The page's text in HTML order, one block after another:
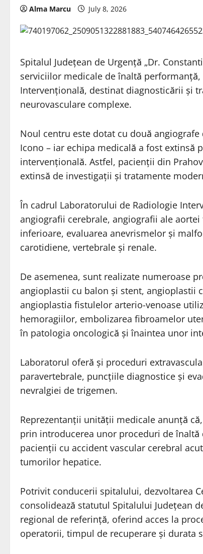
Alma Marcu July 8, 2026
Spitalul Județean de Urgență „Dr.
serviciilor medicale de înaltă
Intervențională, destinat diagnosticării și
neurovasculare complexe.
Noul centru este dotat cu două angiografe
Icono – iar echipa medicală a fost
intervențională. Astfel, pacienții din
extinsă de investigații și tratamente
În cadrul Laboratorului de Radiologie
angiografii cerebrale, angiografii ale
inferioare, evaluarea anevrismelor și
carotidiene, vertebrale și renale.
De asemenea, sunt realizate numeroase
angioplastii cu balon și stent, angioplastii
angioplastia fistulelor arterio-venoase
hemoragiilor, embolizarea fibroamelor
în patologia oncologică și înaintea unor
Laboratorul oferă și proceduri
paravertebrale, puncțiile diagnostice și
nevralgiei de trigemen.
Reprezentanții unității medicale anunță
prin introducerea unor proceduri de
pacienții cu accident vascular cerebral
tumorilor hepatice.
Potrivit conducerii spitalului, dezvoltarea
consolidează statutul Spitalului Județean
regional de referință, oferind acces la
operatorii, timpul de recuperare și durata